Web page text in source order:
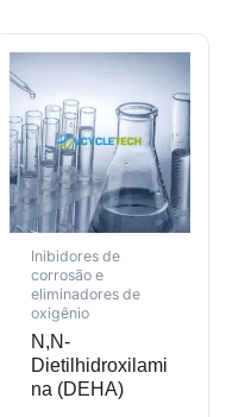
Inibidores de
corrosão e
eliminadores de
oxigênio
N,N-
Dietilhidroxilami
na (DEHA)